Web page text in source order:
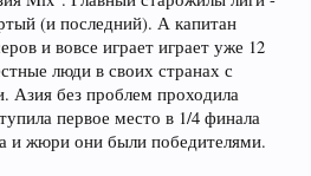
(и последний). А капитан
и вовсе играет играет уже 12
люди в своих странах с
Азия без проблем проходила
первое место в 1/4 финала
и жюри они были победителями.